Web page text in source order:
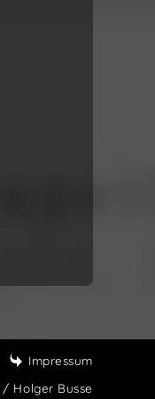
Impressum
/ Holger Busse